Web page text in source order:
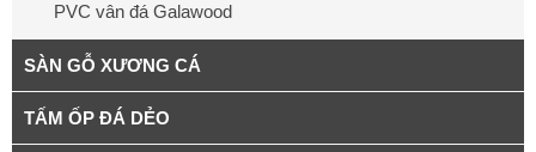
PVC vân đá Galawood
SÀN GỖ XƯƠNG CÁ
TẤM ỐP ĐÁ DẺO